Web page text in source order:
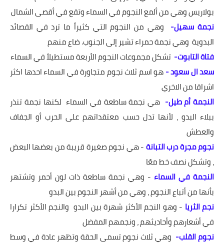
بولاريس وهي من ألمع النجوم في السماء وتقع في أقصى الشمال
نجمة سهيل- وهي من النجوم التي كثيراً ما ترد في القصائد
البدوية وهي نجمة حمراء تشير إلى الجنوب. ضاع منهم
فتاة التابوت- تشكل مجموعات النجوم الأربعة مستطيلاً في السماء
سعد ال سعود -هو اسم ثلاث نجوم متجاورة في السماء احدها اكثر
اشراقا من الاخري
النجمة أم طيل- هي نجمة ساطعة في السماء لكنها نجمة تنذر
ببلاء البدو ، لأنها تدل حسب معتقداتهم على الحرب أو الجفاف
والعطش
نجوم مجرة ​​درب التبانة- هي نجوم صغيرة قريبة من بعضها البعض
، وتشكل نصف خط معًا
النجمة في السماء - وهي نجمة ساطعة ذات لون أحمر وتشتهر
بأنها من أتباع النجوم ، وهي من أشهر النجوم بين البدو
نجم الثريا - وهو النجم الأكثر شهرة بين البدو والنجم الأكثر تكرارا
في أشعارهم وأحاديثهم ، ونجمهم المفضل
نجوم القلب- وهي ثلاث نجوم تسمى الحقة وتظهر عادة في وسط